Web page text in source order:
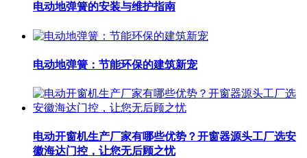
电动地弹簧的安装与维护指南
电动地弹簧：节能环保的建筑新宠
电动开窗机生产厂家有哪些优势？开窗器源头工厂选安
徽海达门控，让您无后顾之忧